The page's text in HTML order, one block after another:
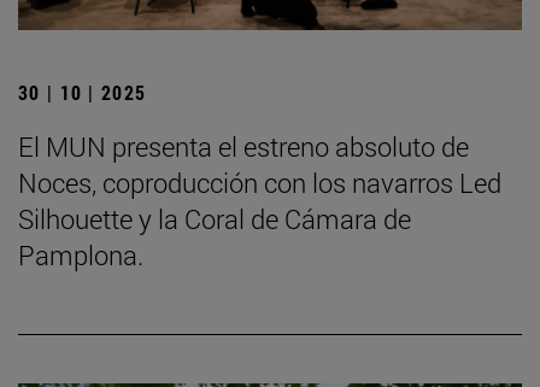
30 | 10 | 2025
El MUN presenta el estreno absoluto de
Noces, coproducción con los navarros Led
Silhouette y la Coral de Cámara de
Pamplona.